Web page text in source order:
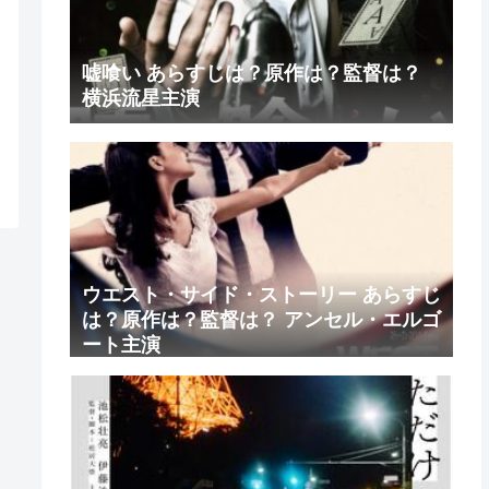
嘘喰い あらすじは？原作は？監督は？
横浜流星主演
ウエスト・サイド・ストーリー あらすじ
は？原作は？監督は？ アンセル・エルゴ
ート主演